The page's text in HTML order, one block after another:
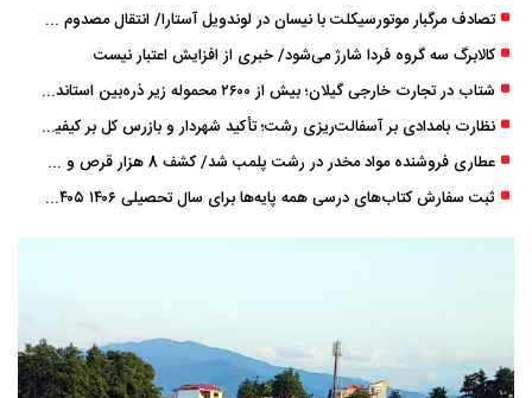
تصادف مرگبار موتورسیکلت با نیسان در لوندویل آستارا/ انتقال مصدوم با اورژانس هوایی به رشت
کالابرگ سه گروه فردا شارژ می‌شود/ خبری از افزایش اعتبار نیست
شتاب در تجارت خارجی گیلان؛ بیش از ۲۶۰۰ محموله زیر ذره‌بین استاندارد
نظارت بامدادی بر آسفالت‌ریزی رشت؛ تأکید شهردار و بازرس کل بر کیفیت اجرای پروژه‌ها
عطاری فروشنده مواد مخدر در رشت پلمب شد/ کشف 8 هزار قرص و 50 لیتر شربت توهم ‌زا
ثبت سفارش کتاب‌های درسی همه پایه‌ها برای سال تحصیلی ۱۴۰۶ ۱۴۰۵ فعال شد